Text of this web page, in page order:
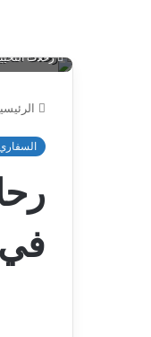
رحلات التخييم.. إليك 5